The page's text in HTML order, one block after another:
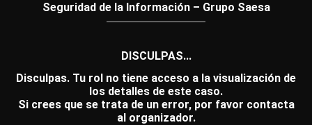
Seguridad de la Información – Grupo Saesa
DISCULPAS...
Disculpas. Tu rol no tiene acceso a la visualización de
los detalles de este caso.
Si crees que se trata de un error, por favor contacta
al organizador.